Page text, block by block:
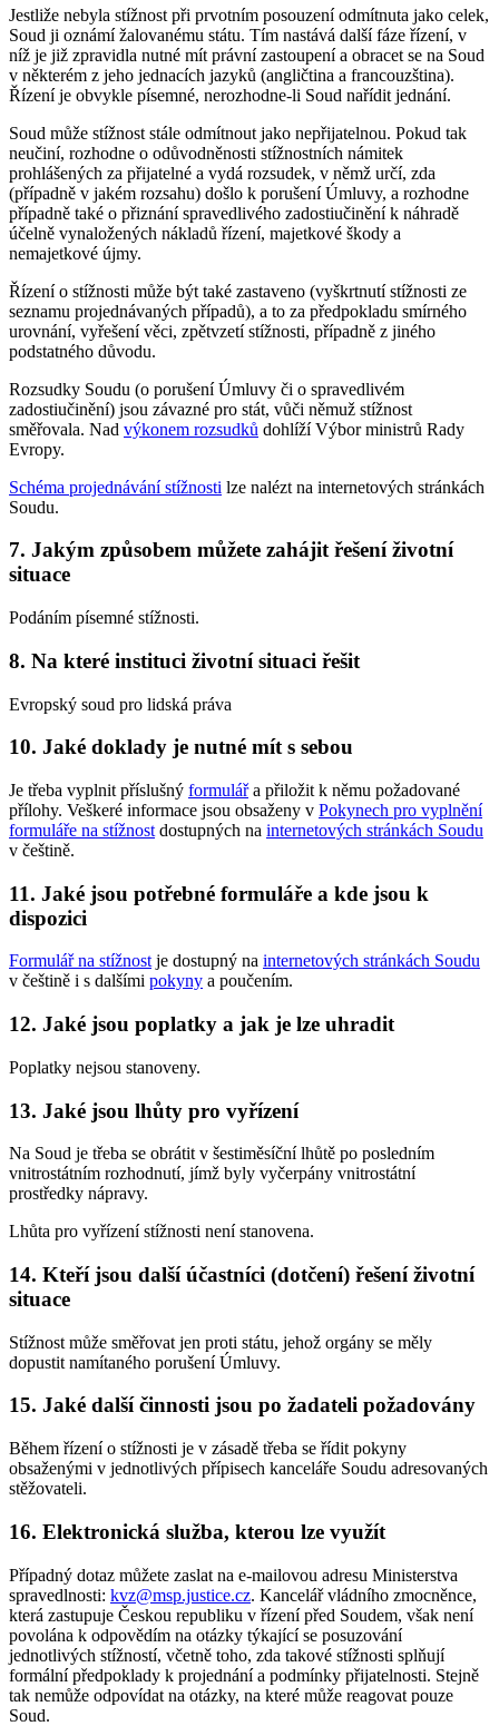
Jestliže nebyla stížnost při prvotním posouzení odmítnuta jako celek,
Soud ji oznámí žalovanému státu. Tím nastává další fáze řízení, v
níž je již zpravidla nutné mít právní zastoupení a obracet se na Soud
v některém z jeho jednacích jazyků (angličtina a francouzština).
Řízení je obvykle písemné, nerozhodne-li Soud nařídit jednání.
Soud může stížnost stále odmítnout jako nepřijatelnou. Pokud tak
neučiní, rozhodne o odůvodněnosti stížnostních námitek
prohlášených za přijatelné a vydá rozsudek, v němž určí, zda
(případně v jakém rozsahu) došlo k porušení Úmluvy, a rozhodne
případně také o přiznání spravedlivého zadostiučinění k náhradě
účelně vynaložených nákladů řízení, majetkové škody a
nemajetkové újmy.
Řízení o stížnosti může být také zastaveno (vyškrtnutí stížnosti ze
seznamu projednávaných případů), a to za předpokladu smírného
urovnání, vyřešení věci, zpětvzetí stížnosti, případně z jiného
podstatného důvodu.
Rozsudky Soudu (o porušení Úmluvy či o spravedlivém
zadostiučinění) jsou závazné pro stát, vůči němuž stížnost
směřovala. Nad výkonem rozsudků dohlíží Výbor ministrů Rady
Evropy.
Schéma projednávání stížnosti lze nalézt na internetových stránkách
Soudu.
7. Jakým způsobem můžete zahájit řešení životní
situace
Podáním písemné stížnosti.
8. Na které instituci životní situaci řešit
Evropský soud pro lidská práva
10. Jaké doklady je nutné mít s sebou
Je třeba vyplnit příslušný formulářa přiložit k němu požadované
přílohy. Veškeré informace jsou obsaženy v Pokynech pro vyplnění
formuláře na stížnost dostupných na internetových stránkách Soudu
v češtině.
11. Jaké jsou potřebné formuláře a kde jsou k
dispozici
Formulář na stížnost je dostupný na internetových stránkách Soudu
v češtině i s dalšími pokyny a poučením.
12. Jaké jsou poplatky a jak je lze uhradit
Poplatky nejsou stanoveny.
13. Jaké jsou lhůty pro vyřízení
Na Soud je třeba se obrátit v šestiměsíční lhůtě po posledním
vnitrostátním rozhodnutí, jímž byly vyčerpány vnitrostátní
prostředky nápravy.
Lhůta pro vyřízení stížnosti není stanovena.
14. Kteří jsou další účastníci (dotčení) řešení životní
situace
Stížnost může směřovat jen proti státu, jehož orgány se měly
dopustit namítaného porušení Úmluvy.
15. Jaké další činnosti jsou po žadateli požadovány
Během řízení o stížnosti je v zásadě třeba se řídit pokyny
obsaženými v jednotlivých přípisech kanceláře Soudu adresovaných
stěžovateli.
16. Elektronická služba, kterou lze využít
Případný dotaz můžete zaslat na e-mailovou adresu Ministerstva
spravedlnosti: kvz@msp.justice.cz. Kancelář vládního zmocněnce,
která zastupuje Českou republiku v řízení před Soudem, však není
povolána k odpovědím na otázky týkající se posuzování
jednotlivých stížností, včetně toho, zda takové stížnosti splňují
formální předpoklady k projednání a podmínky přijatelnosti. Stejně
tak nemůže odpovídat na otázky, na které může reagovat pouze
Soud.